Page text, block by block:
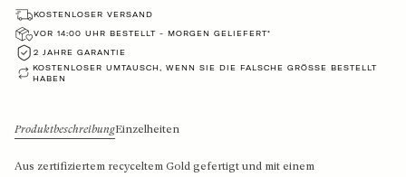
Mittelgold Ohrhänger mit Labordiamanten
Großes Gold Ohrhänger mit Labordiamanten
Shop nach Stil
Herz-Anhänger
Medallion-Anhänger
Diamanten-Anhänger
Feine Gliederketten
Bicolor-Ringe
KOSTENLOSER VERSAND
VOR 14:00 UHR BESTELLT - MORGEN GELIEFERT*
2 JAHRE GARANTIE
KOSTENLOSER UMTAUSCH, WENN SIE DIE FALSCHE GRÖSSE BESTELLT H
ABEN
ProduktbeschreibungEinzelheiten
Aus zertifiziertem recyceltem Gold gefertigt und mit einem